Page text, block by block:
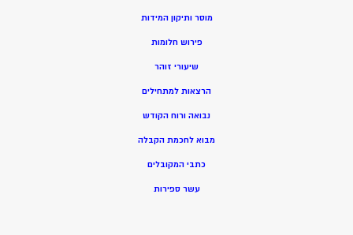
מוסר ותיקון המידות
פירוש חלומות
שיעורי זוהר
הרצאות למתחילים
נבואה ורוח הקודש
מבוא לחכמת הקבלה
כתבי המקובלים
עשר ספירות